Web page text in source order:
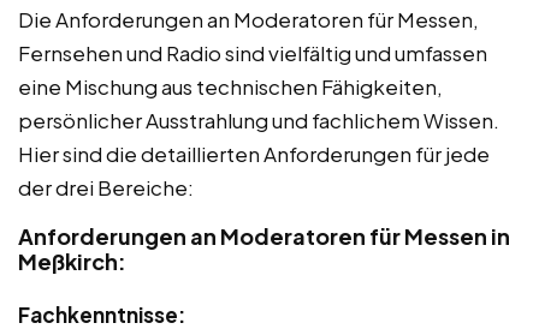
Die Anforderungen an Moderatoren für Messen,
Fernsehen und Radio sind vielfältig und umfassen
eine Mischung aus technischen Fähigkeiten,
persönlicher Ausstrahlung und fachlichem Wissen.
Hier sind die detaillierten Anforderungen für jede
der drei Bereiche:
Anforderungen an Moderatoren für Messen in
Meßkirch:
Fachkenntnisse: